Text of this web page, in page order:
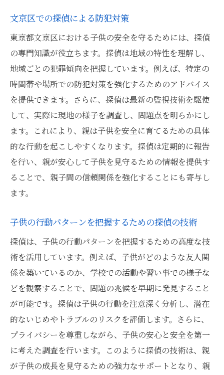
文京区での探偵による防犯対策
東京都文京区における子供の安全を守るためには、探偵
の専門知識が役立ちます。探偵は地域の特性を理解し、
地域ごとの犯罪傾向を把握しています。例えば、特定の
時間帯や場所での防犯対策を強化するためのアドバイス
を提供できます。さらに、探偵は最新の監視技術を駆使
して、実際に現地の様子を調査し、問題点を明らかにし
ます。これにより、親は子供を安全に育てるための具体
的な行動を起こしやすくなります。探偵は定期的に報告
を行い、親が安心して子供を見守るための情報を提供す
ることで、親子間の信頼関係を強化することにも寄与し
ます。
子供の行動パターンを把握するための探偵の技術
探偵は、子供の行動パターンを把握するための高度な技
術を活用しています。例えば、子供がどのような友人関
係を築いているのか、学校での活動や習い事での様子な
どを観察することで、問題の兆候を早期に発見すること
が可能です。探偵は子供の行動を注意深く分析し、潜在
的ないじめやトラブルのリスクを評価します。さらに、
プライバシーを尊重しながら、子供の安心と安全を第一
に考えた調査を行います。このように探偵の技術は、親
が子供の成長を見守るための強力なサポートとなり、親